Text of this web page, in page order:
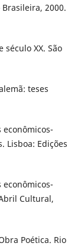
2000.
século XX. São
teses
econômicos-
Lisboa: Edições
econômicos-
Cultural,
Poética. Rio